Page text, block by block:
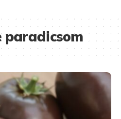
paradicsom